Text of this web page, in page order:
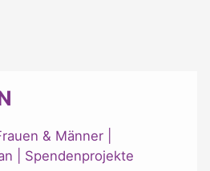
& Männer
Spendenprojekte